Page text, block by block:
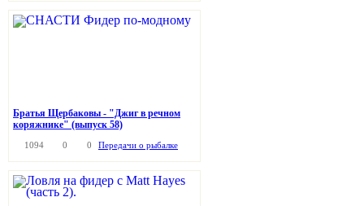
Братья Щербаковы - "Джиг в речном
коряжнике" (выпуск 58)
1094 0 0 Передачи о рыбалке